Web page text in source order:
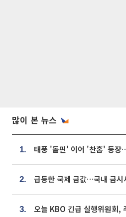
많이 본 뉴스
1.
2. 급등한 국제 금값…국내 금시
3. 오늘 KBO 긴급 실행위원회,